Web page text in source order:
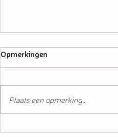
Ondernemer in beeld: Pina-
Opmerkingen
Plaats een opmerking...